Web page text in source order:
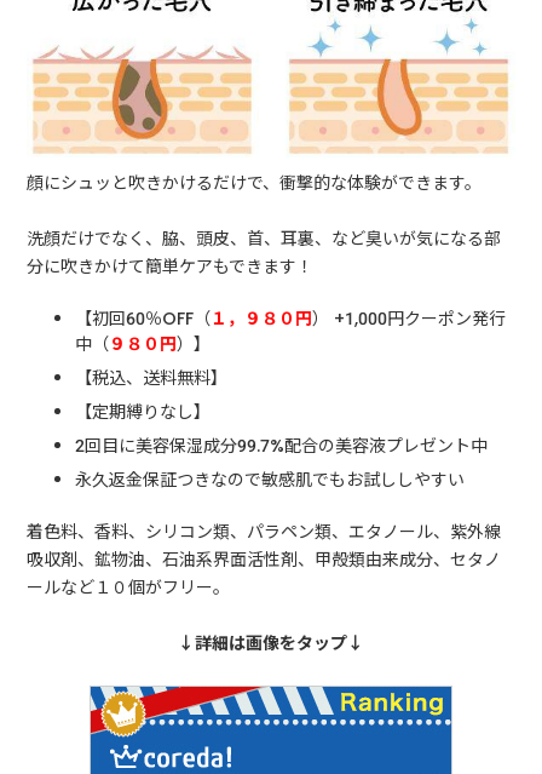
顔にシュッと吹きかけるだけで、衝撃的な体験ができます。
洗顔だけでなく、脇、頭皮、首、耳裏、など臭いが気になる部
分に吹きかけて簡単ケアもできます！
【初回60％OFF（１，９８０円） +1,000円クーポン発行
中（９８０円）】
【税込、送料無料】
【定期縛りなし】
2回目に美容保湿成分99.7%配合の美容液プレゼント中
永久返金保証つきなので敏感肌でもお試ししやすい
着色料、香料、シリコン類、パラペン類、エタノール、紫外線
吸収剤、鉱物油、石油系界面活性剤、甲殻類由来成分、セタノ
ールなど１０個がフリー。
↓詳細は画像をタップ↓